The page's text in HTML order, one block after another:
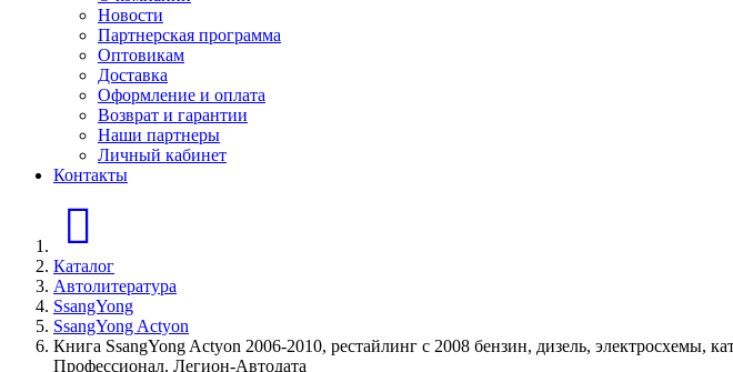
Новости
Партнерская программа
Оптовикам
Доставка
Оформление и оплата
Возврат и гарантии
Наши партнеры
Личный кабинет
Контакты
Каталог
Автолитература
SsangYong
SsangYong Actyon
Книга SsangYong Actyon 2006-2010, рестайлинг с 2008 бензин, дизель, электросхемы,
Профессионал. Легион-Aвтодата